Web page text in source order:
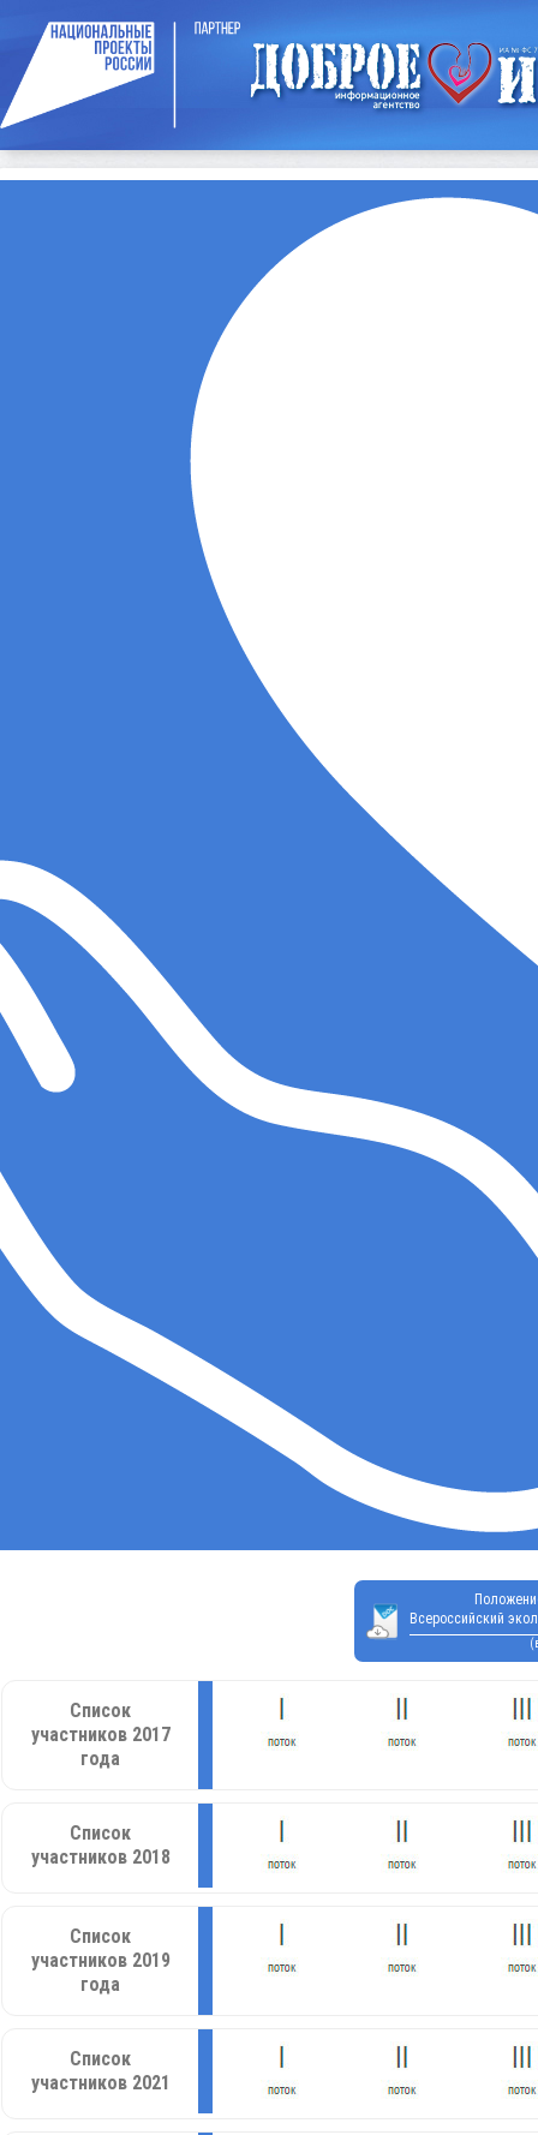
Всероссийский
Список
участников 2017
года
Список
участников 2018
Список
участников 2019
года
Список
участников 2021